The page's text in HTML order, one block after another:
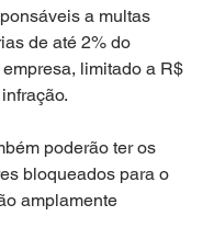
a multas
de até 2% do
limitado a R$
poderão ter os
bloqueados para o
amplamente